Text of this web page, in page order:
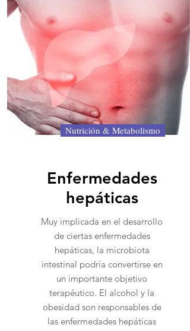
Nutrición & Metabolismo
Enfermedades
hepáticas
Muy implicada en el desarrollo
de ciertas enfermedades
hepáticas, la microbiota
intestinal podría convertirse en
un importante objetivo
terapéutico. El alcohol y la
obesidad son responsables de
las enfermedades hepáticas